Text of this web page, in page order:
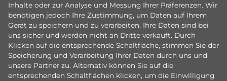
Inhalte oder zur Analyse und Messung Ihrer Präferenzen. Wir
benötigen jedoch Ihre Zustimmung, um Daten auf Ihrem
Gerät zu speichern und zu verarbeiten. Ihre Daten sind bei
uns sicher und werden nicht an Dritte verkauft. Durch
Klicken auf die entsprechende Schaltfläche, stimmen Sie der
Speicherung und Verarbeitung Ihrer Daten durch uns und
unsere Partner zu. Alternativ können Sie auf die
entsprechenden Schaltflächen klicken, um die Einwilligung